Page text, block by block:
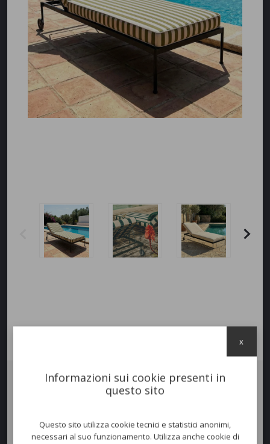
interpreta il relax outdoor in chiave contemporanea,
valorizzare giardini, terrazze e aree piscina con un’eleganza senza
tempo.
Informazioni sui cookie presenti in
questo sito
Questo sito utilizza cookie tecnici e statistici anonimi,
necessari al suo funzionamento. Utilizza anche cookie di
x